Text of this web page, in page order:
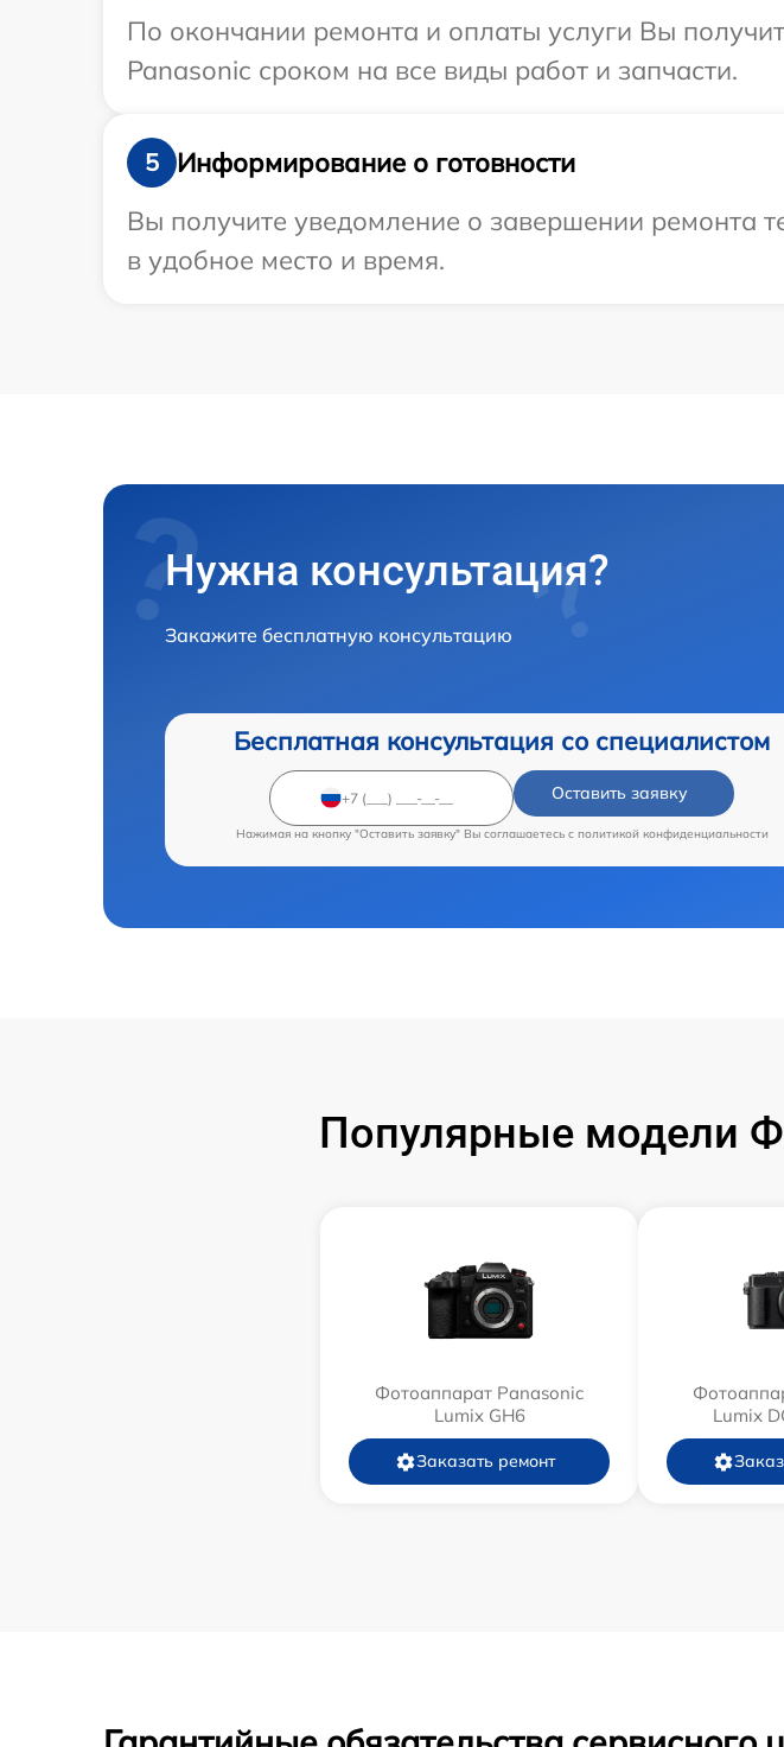
По окончании ремонта и оплаты услуги Вы
Panasonic сроком на все виды работ и запчасти.
5
Информирование о готовности
Вы получите уведомление о завершении ремонта
в удобное место и время.
Нужна консультация?
Закажите бесплатную консультацию
Бесплатная консультация со специалистом
Оставить заявку
Нажимая на кнопку "Оставить заявку" Вы соглашаетесь c политикой конфиденциальности
Популярные модели
Фотоаппарат Panasonic
Lumix GH6
Заказать ремонт
Lumix